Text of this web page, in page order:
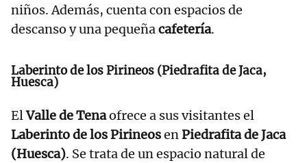
niños. Además, cuenta con espacios de
descanso y una pequeñacafetería.
Laberinto de los Pirineos (Piedrafita de Jaca,
Huesca)
ElValle de Tenaofrece a sus visitantes el
Laberinto de los PirineosenPiedrafita de Jaca
(Huesca). Se trata de un espacio natural de